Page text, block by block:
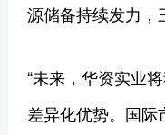
源储备持续发力，
“未来，华资实业
差异化优势。国